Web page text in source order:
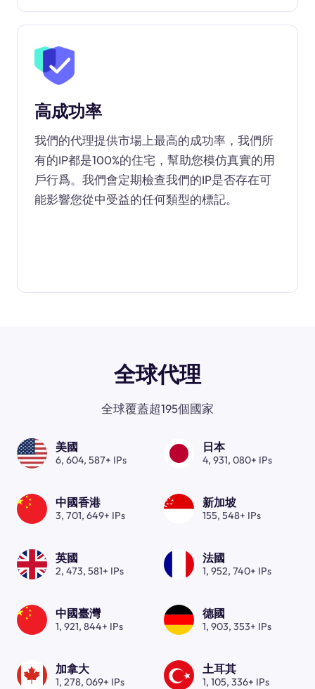
高成功率
我們的代理提供市場上最高的成功率，我們所
有的IP都是100%的住宅，幫助您模仿真實的用
戶行爲。我們會定期檢查我們的IP是否存在可
能影響您從中受益的任何類型的標記。
全球代理
全球覆蓋超195個國家
美國
6, 604, 587+ IPs
日本
4, 931, 080+ IPs
中國香港
3, 701, 649+ IPs
新加坡
155, 548+ IPs
英國
2, 473, 581+ IPs
法國
1, 952, 740+ IPs
中國臺灣
1, 921, 844+ IPs
德國
1, 903, 353+ IPs
加拿大
1, 278, 069+ IPs
土耳其
1, 105, 336+ IPs